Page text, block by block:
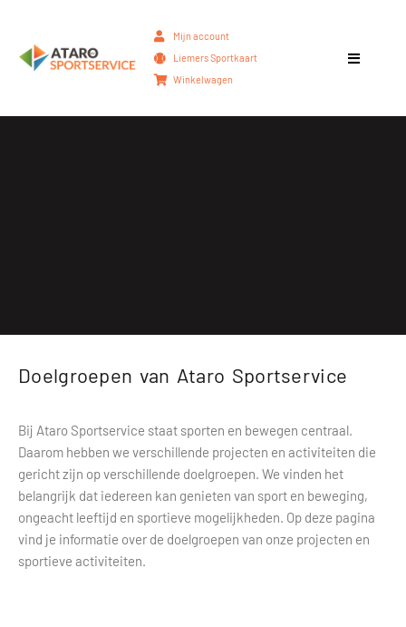
Mijn account
Liemers Sportkaart
Winkelwagen
Doelgroepen van Ataro Sportservice
Bij Ataro Sportservice staat sporten en bewegen centraal.
Daarom hebben we verschillende projecten en activiteiten die
gericht zijn op verschillende doelgroepen. We vinden het
belangrijk dat iedereen kan genieten van sport en beweging,
ongeacht leeftijd en sportieve mogelijkheden. Op deze pagina
vind je informatie over de doelgroepen van onze projecten en
sportieve activiteiten.